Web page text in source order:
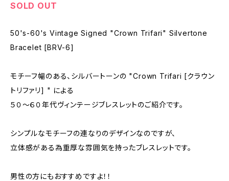
SOLD OUT
50's-60's Vintage Signed "Crown Trifari" Silvertone
Bracelet [BRV-6]
モチーフ幅のある、シルバートーンの "Crown Trifari [クラウン
トリファリ] " による
５０〜６０年代ヴィンテージブレスレットのご紹介です。
シンプルなモチーフの連なりのデザインなのですが、
立体感がある為重厚な雰囲気を持ったブレスレットです。
男性の方にもおすすめですよ！！